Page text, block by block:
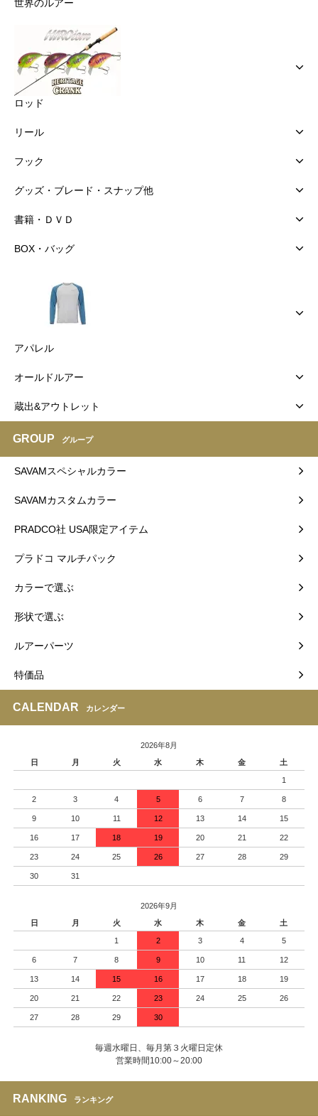
世界のルアー
ロッド
リール
フック
グッズ・ブレード・スナップ他
書籍・ＤＶＤ
BOX・バッグ
アパレル
オールドルアー
蔵出&アウトレット
GROUP グループ
SAVAMスペシャルカラー
SAVAMカスタムカラー
PRADCO社 USA限定アイテム
プラドコ マルチパック
カラーで選ぶ
形状で選ぶ
ルアーパーツ
特価品
CALENDAR カレンダー
2026年8月
日
月 火 水 木 金 土
1
2 3 4 5 6 7 8
9 10 11 12 13 14 15
16 17 18 19 20 21 22
23 24 25 26 27 28 29
30 31
2026年9月
日
月 火 水 木 金 土
1 2 3 4 5
6 7 8 9 10 11 12
13 14 15 16 17 18 19
20 21 22 23 24 25 26
27 28 29 30
毎週水曜日、毎月第３火曜日定休
営業時間10:00～20:00
RANKING ランキング